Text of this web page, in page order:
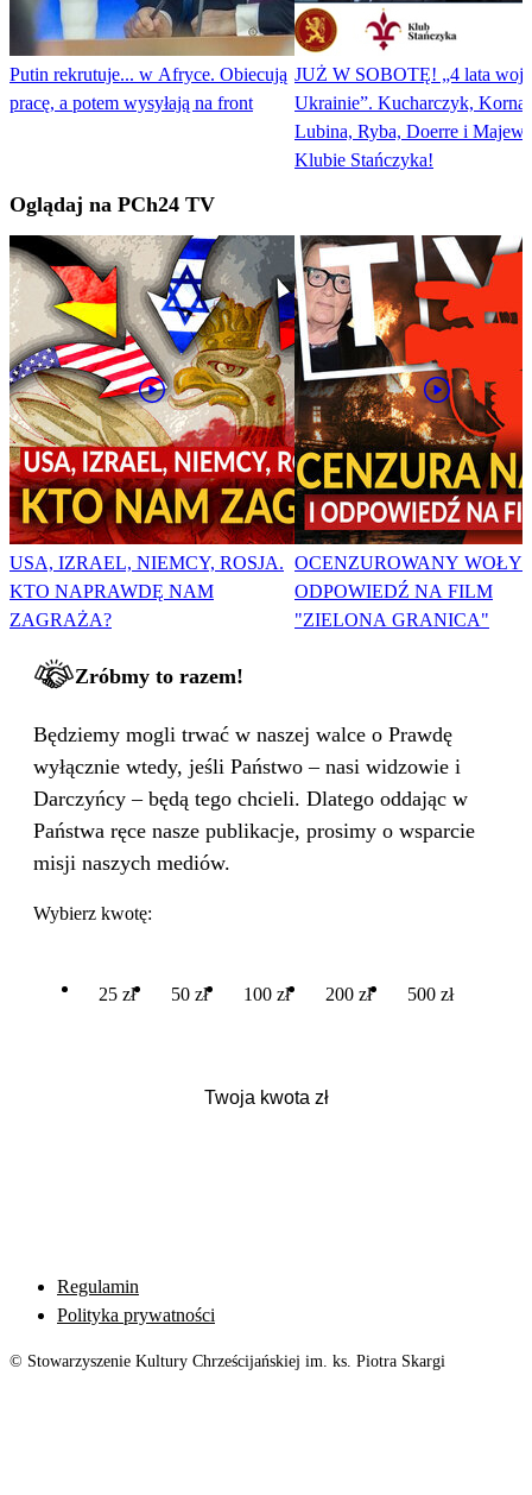
Putin rekrutuje... w Afryce. Obiecują
pracę, a potem wysyłają na front
JUŻ W SOBOTĘ! „4 lata
Ukrainie”. Kucharczyk,
Lubina, Ryba, Doerre i
Klubie Stańczyka!
Oglądaj na PCh24 TV
USA, IZRAEL, NIEMCY, ROSJA.
KTO NAPRAWDĘ NAM
ZAGRAŻA?
OCENZUROWANY
ODPOWIEDŹ NA FILM
"ZIELONA GRANICA"
Zróbmy to razem!
Będziemy mogli trwać w naszej walce o Prawdę
wyłącznie wtedy, jeśli Państwo – nasi widzowie i
Darczyńcy – będą tego chcieli. Dlatego oddając w
Państwa ręce nasze publikacje, prosimy o wsparcie
misji naszych mediów.
Wybierz kwotę:
25 zł 50 zł 100 zł 200 zł 500 zł
Regulamin
Polityka prywatności
© Stowarzyszenie Kultury Chrześcijańskiej im. ks. Piotra Skargi